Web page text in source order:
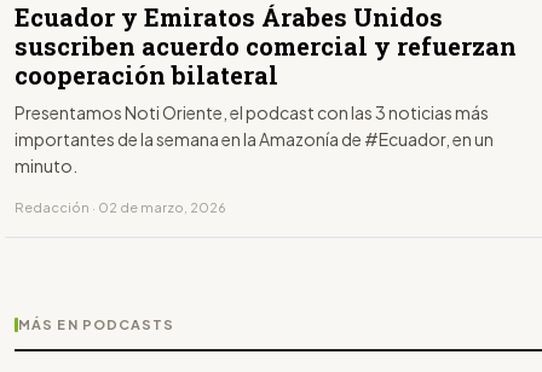
Ecuador y Emiratos Árabes Unidos
suscriben acuerdo comercial y refuerzan
cooperación bilateral
Presentamos Noti Oriente, el podcast con las 3 noticias más
importantes de la semana en la Amazonía de #Ecuador, en un
minuto.
Redacción · 02 de marzo, 2026
MÁS EN PODCASTS